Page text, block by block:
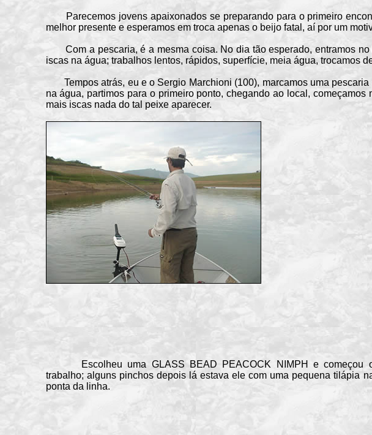
Parecemos jovens apaixonados se preparando para o primeiro
melhor presente e esperamos em troca apenas o beijo fatal, aí por um
Com a pescaria, é a mesma coisa. No dia tão esperado, entramos no
iscas na água; trabalhos lentos, rápidos, superfície, meia água, trocamos
Tempos atrás, eu e o Sergio Marchioni (100), marcamos uma pescaria
na água, partimos para o primeiro ponto, chegando ao local,
mais iscas nada do tal peixe aparecer.
Escolheu uma GLASS BEAD PEACOCK NIMPH e começou
trabalho; alguns pinchos depois lá estava ele com uma pequena tilápia
ponta da linha.